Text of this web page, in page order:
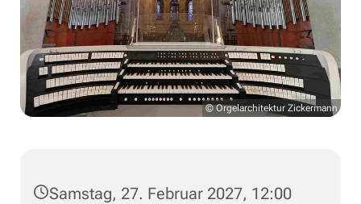
© Orgelarchitektur Zickermann
Samstag, 27. Februar 2027, 12:00